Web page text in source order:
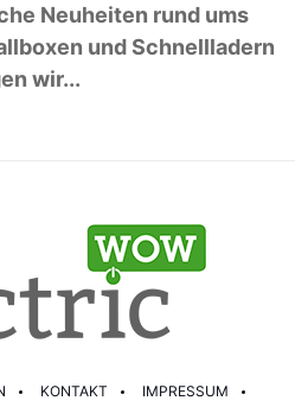
Neuheiten rund ums
und Schnellladern
wir...
KONTAKT
IMPRESSUM